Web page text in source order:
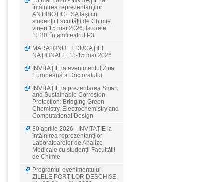
întâlnirea reprezentanţilor
ANTIBIOTICE SA Iaşi cu
studenţii Facultăţii de Chimie,
vineri 15 mai 2026, la orele
11:30, în amfiteatrul P3
MARATONUL EDUCAŢIEI
NAŢIONALE, 11-15 mai 2026
INVITAŢIE la evenimentul Ziua
Europeană a Doctoratului
INVITAŢIE la prezentarea Smart
and Sustainable Corrosion
Protection: Bridging Green
Chemistry, Electrochemistry and
Computational Design
30 aprilie 2026 - INVITAŢIE la
întâlnirea reprezentanţilor
Laboratoarelor de Analize
Medicale cu studenţii Facultăţii
de Chimie
Programul evenimentului
ZILELE PORŢILOR DESCHISE,